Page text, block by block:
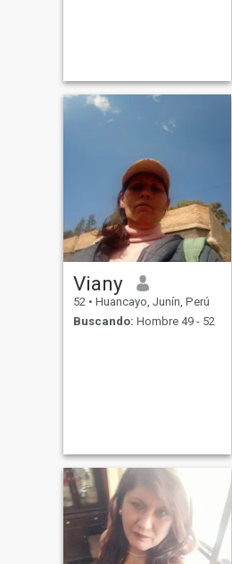
Viany
52 • Huancayo, Junín, Perú
Buscando: Hombre 49 - 52